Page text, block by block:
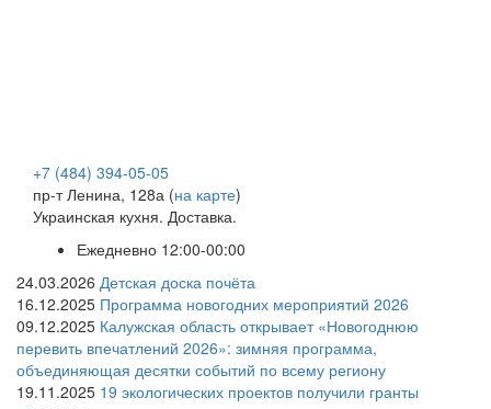
+7 (484) 394-05-05
пр-т Ленина, 128а (на карте)
Украинская кухня. Доставка.
Ежедневно 12:00-00:00
24.03.2026 Детская доска почёта
16.12.2025 Программа новогодних мероприятий 2026
09.12.2025 Калужская область открывает «Новогоднюю
перевить впечатлений 2026»: зимняя программа,
объединяющая десятки событий по всему региону
19.11.2025 19 экологических проектов получили гранты